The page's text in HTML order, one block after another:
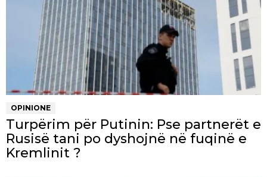
OPINIONE
Turpërim për Putinin: Pse partnerët e
Rusisë tani po dyshojnë në fuqinë e
Kremlinit ?